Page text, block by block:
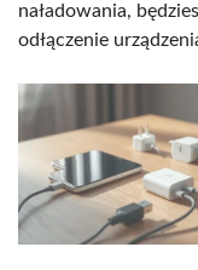
naładowania,
odłączenie